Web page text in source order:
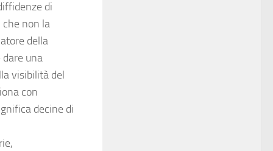
di
non la
della
una
visibilità del
con
decine di